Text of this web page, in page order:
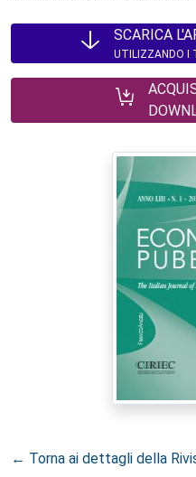
SCARICA
UTILIZZANDO I
← Torna ai dettagli della